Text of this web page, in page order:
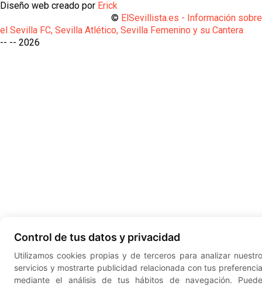
Diseño web creado por Erick
© ElSevillista.es - Información sobre
el Sevilla FC, Sevilla Atlético, Sevilla Femenino y su Cantera
-- --
Control de tus datos y privacidad
Utilizamos cookies propias y de terceros para analizar
servicios y mostrarte publicidad relacionada con tus
mediante el análisis de tus hábitos de navegación.
2026